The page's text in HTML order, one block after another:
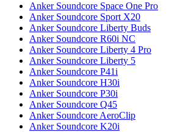
Anker Soundcore Space One Pro
Anker Soundcore Sport X20
Anker Soundcore Liberty Buds
Anker Soundcore R60i NC
Anker Soundcore Liberty 4 Pro
Anker Soundcore Liberty 5
Anker Soundcore P41i
Anker Soundcore H30i
Anker Soundcore P30i
Anker Soundcore Q45
Anker Soundcore AeroClip
Anker Soundcore K20i